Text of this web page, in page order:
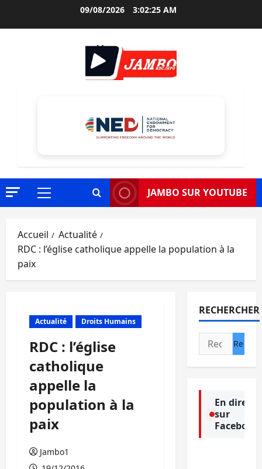
09/08/2026 3:02:27 AM
Menu
JAMBO SUR YOUTUBE
Accueil
Actualité
RDC : l’église catholique appelle la population à la
paix
Actualité Droits Humains
RDC : l’église
catholique
appelle la
population à la
paix
Jambo1
RECHERCHER
Rechercher :
En direct
sur
Facebook